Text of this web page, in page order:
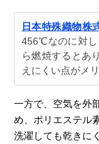
日本特殊織物株
456℃なのに対
ら燃焼するとあ
えにくい点がメ
一方で、空気を外
め、ポリエステル
洗濯しても乾きに